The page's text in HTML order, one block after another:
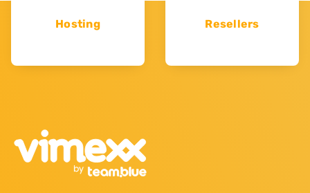
Hosting Resellers